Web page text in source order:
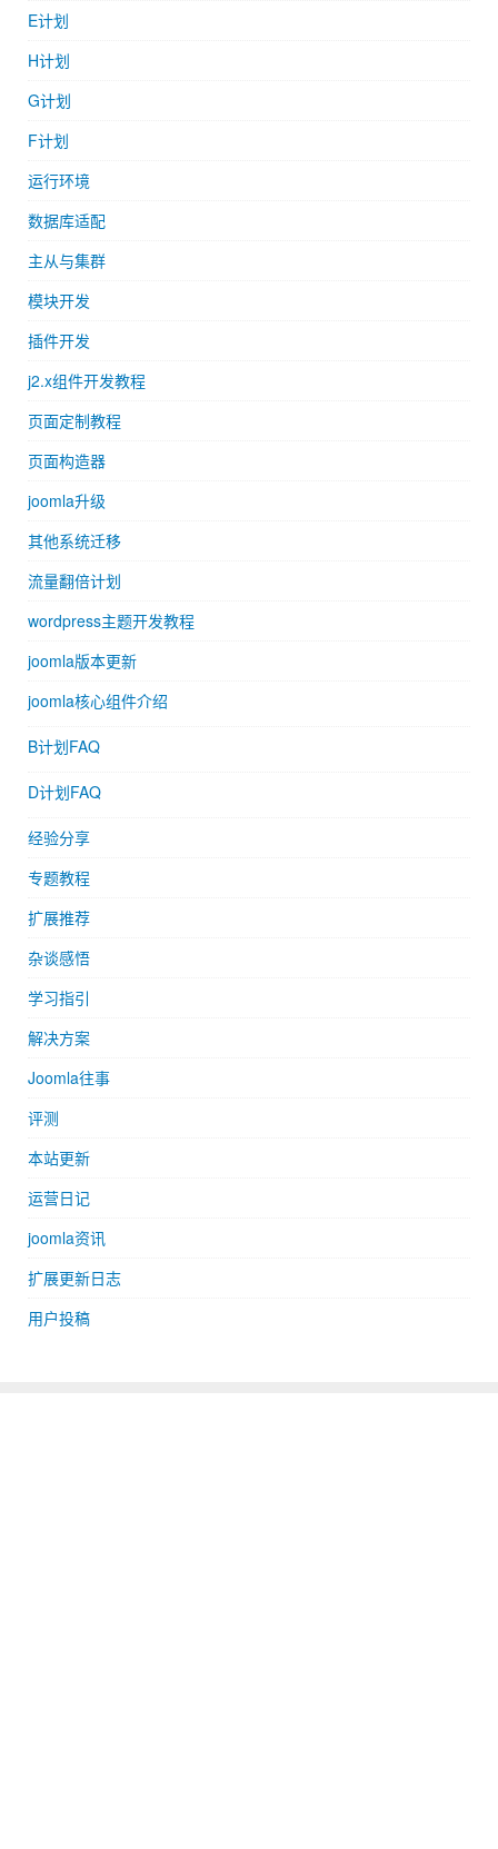
E计划
H计划
G计划
F计划
运行环境
数据库适配
主从与集群
模块开发
插件开发
j2.x组件开发教程
页面定制教程
页面构造器
joomla升级
其他系统迁移
流量翻倍计划
wordpress主题开发教程
joomla版本更新
joomla核心组件介绍
B计划FAQ
D计划FAQ
经验分享
专题教程
扩展推荐
杂谈感悟
学习指引
解决方案
Joomla往事
评测
本站更新
运营日记
joomla资讯
扩展更新日志
用户投稿